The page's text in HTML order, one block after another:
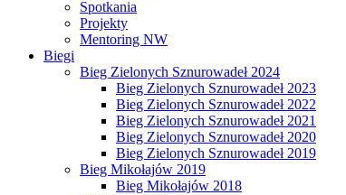
Spotkania
Projekty
Mentoring NW
Biegi
Bieg Zielonych Sznurowadeł 2024
Bieg Zielonych Sznurowadeł 2023
Bieg Zielonych Sznurowadeł 2022
Bieg Zielonych Sznurowadeł 2021
Bieg Zielonych Sznurowadeł 2020
Bieg Zielonych Sznurowadeł 2019
Bieg Mikołajów 2019
Bieg Mikołajów 2018